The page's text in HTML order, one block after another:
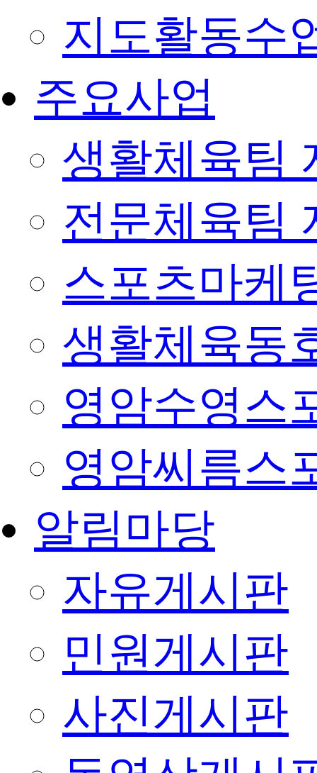
지도활동수
주요사업
생활체육팀
전문체육팀
스포츠마케
생활체육동
영암수영스
영암씨름스
알림마당
자유게시판
민원게시판
사진게시판